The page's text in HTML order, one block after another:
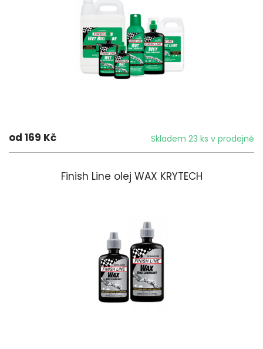
od 169 Kč Skladem 23 ks v prodejně
Finish Line olej WAX KRYTECH